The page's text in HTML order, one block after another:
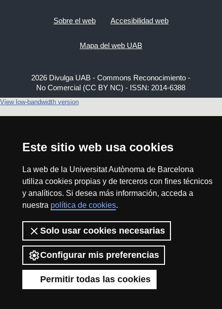
Este sitio web usa cookies
La web de la Universitat Autònoma de Barcelona
utiliza cookies propias y de terceros con fines técnicos
y analíticos. Si desea más información, acceda a
nuestra política de cookies.
Solo usar cookies necesarias
Configurar mis preferencias
Permitir todas las cookies
Sobre el web Accesibilidad web
Mapa del web UAB
2026 Divulga UAB - Commons Reconocimiento -
No Comercial (CC BY NC) - ISSN: 2014-6388
View low-bandwidth version